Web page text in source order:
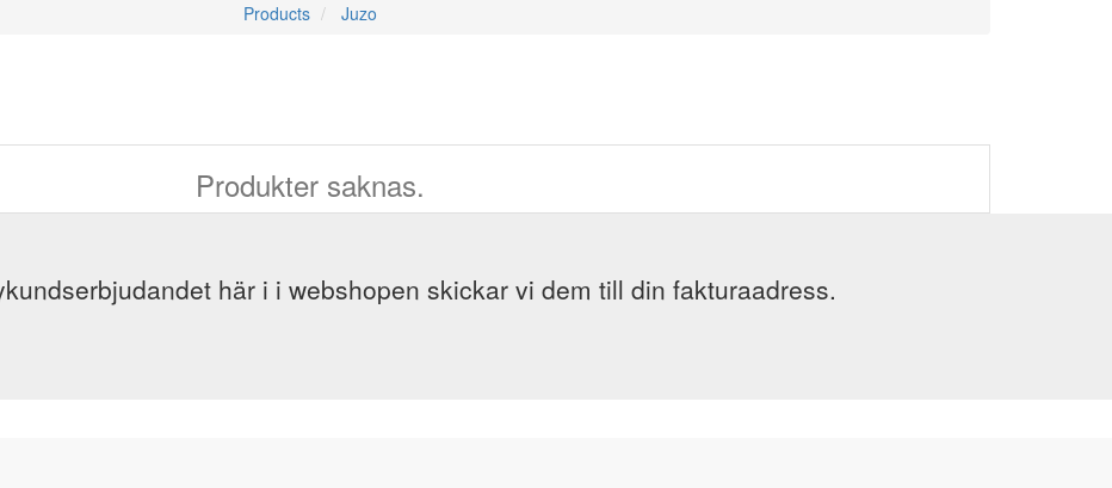
Products Juzo
Produkter saknas.
här i i webshopen skickar vi dem till din fakturaadress.